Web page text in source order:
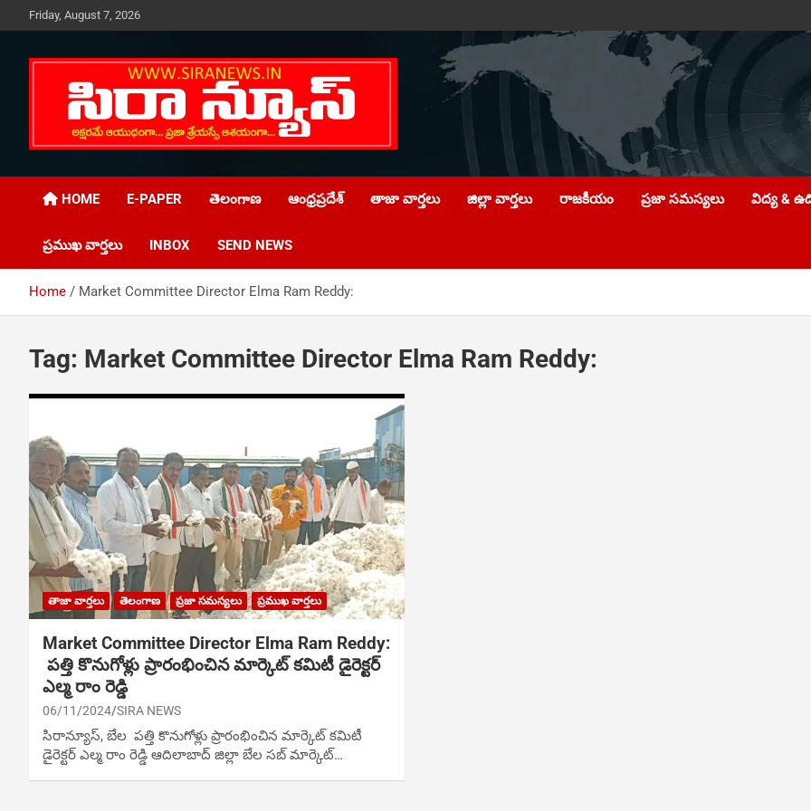
to
Friday, August 7, 2026
SIRA NEWS
HOME E-PAPER తెలంగాణ ఆంధ్రప్రదేశ్ తాజా వార్తలు జిల్లా వార్తలు రాజకీయం ప్రజా సమస్యలు విద్య &
ప్రముఖ వార్తలు INBOX SEND NEWS
Home Market Committee Director Elma Ram Reddy:
Tag: Market Committee Director Elma Ram Reddy:
తాజా వార్తలు తెలంగాణ ప్రజా సమస్యలు ప్రముఖ వార్తలు
Market Committee Director Elma Ram Reddy:
పత్తి కొనుగోళ్లు ప్రారంభించిన‌ మార్కెట్ కమిటీ డైరెక్టర్
ఎల్మ రాం రెడ్డి
06/11/2024 SIRA NEWS
సిరాన్యూస్, బేల‌ పత్తి కొనుగోళ్లు ప్రారంభించిన‌ మార్కెట్ కమిటీ
డైరెక్టర్ ఎల్మ రాం రెడ్డి ఆదిలాబాద్ జిల్లా బేల సబ్ మార్కెట్…